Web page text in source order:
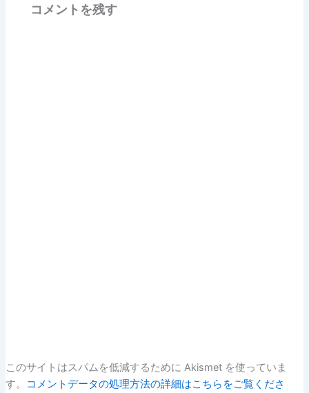
コメントを残す
このサイトはスパムを低減するために Akismet を使っていま
す。
コメントデータの処理方法の詳細はこちらをご覧くださ